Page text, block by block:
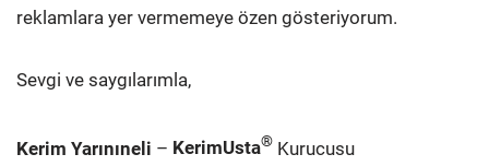
reklamlara yer vermemeye özen gösteriyorum.
Sevgi ve saygılarımla,
Kerim Yarınıneli – KerimUsta® Kurucusu